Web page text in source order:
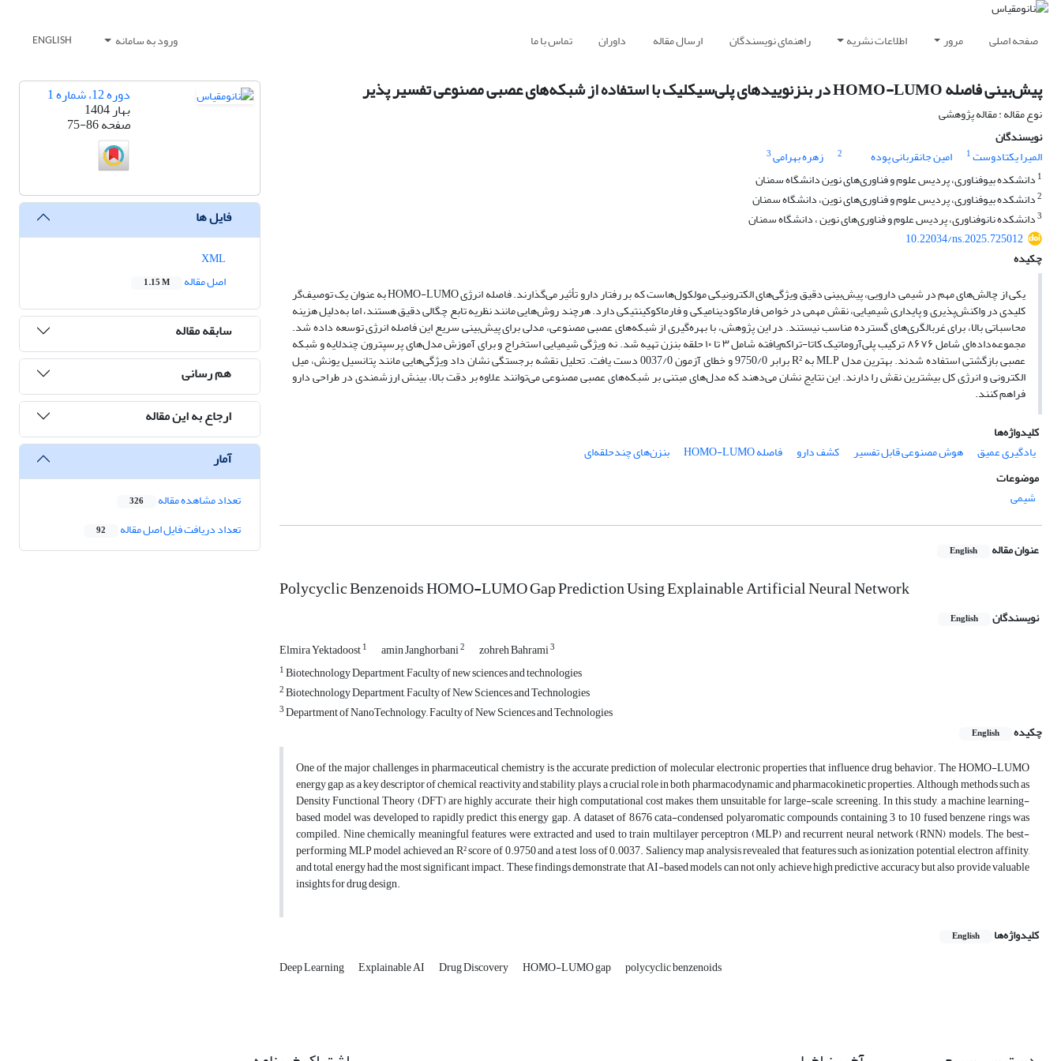
صفحه اصلی مرور اطلاعات نشریه راهنمای نویسندگان ارسال مقاله داوران تماس با ما ورود به سامانه ENGLISH
پیش‌بینی فاصله HOMO-LUMO در بنزنوییدهای پلی‌سیکلیک با استفاده از شبکه‌های عصبی مصنوعی تفسیر پذیر
نوع مقاله : مقاله پژوهشی
نویسندگان
المیرا یکتادوست1 امین جانقربانی پوده 2 زهره بهرامی3
1 دانشکده بیوفناوری، پردیس علوم و فناور‌ی‌های نوین دانشگاه سمنان
2دانشکده بیوفناوری، پردیس علوم و فناور‌ی‌های نوین، دانشگاه سمنان
3دانشکده نانوفناوری، پردیس علوم و فناوری‌های نوین ، دانشگاه سمنان
10.22034/ns.2025.725012
چکیده
یکی از چالش‌های مهم در شیمی دارویی، پیش‌بینی دقیق ویژگی‌های الکترونیکی مولکول‌هاست که بر رفتار دارو تأثیر می‌گذارند. فاصله انرژی HOMO-LUMO به‌ عنوان یک توصیف‌گر
کلیدی در واکنش‌پذیری و پایداری شیمیایی، نقش مهمی در خواص فارماکودینامیکی و فارماکوکینتیکی دارد. هرچند روش‌هایی مانند نظریه تابع چگالی دقیق هستند، اما به‌دلیل هزینه
محاسباتی بالا، برای غربالگری‌های گسترده مناسب نیستند. در این پژوهش، با بهره‌گیری از شبکه‌های عصبی مصنوعی، مدلی برای پیش‌بینی سریع این فاصله انرژی توسعه داده شد.
مجموعه‌داده‌ای شامل ۸۶۷۶ ترکیب پلی‌آروماتیک کاتا-تراکم‌یافته شامل ۳ تا ۱۰ حلقه بنزن تهیه شد. نه ویژگی شیمیایی استخراج و برای آموزش مدل‌های پرسپترون چندلایه و شبکه
عصبی بازگشتی استفاده شدند. بهترین مدل MLP به R² برابر 9750/0 و خطای آزمون 0037/0 دست یافت. تحلیل نقشه برجستگی نشان داد ویژگی‌هایی مانند پتانسیل یونش، میل
الکترونی و انرژی کل بیشترین نقش را دارند. این نتایج نشان می‌دهند که مدل‌های مبتنی بر شبکه‌های عصبی مصنوعی می‌توانند علاوه بر دقت بالا، بینش‌ ارزشمندی در طراحی دارو
فراهم کنند.
کلیدواژه‌ها
یادگیری عمیق
هوش مصنوعی قابل تفسیر کشف دارو فاصله HOMO-LUMO
بنزن‌های چندحلقه‌ای
موضوعات
شیمی
عنوان مقاله English
Polycyclic Benzenoids HOMO-LUMO Gap Prediction Using Explainable Artificial Neural Network
نویسندگان English
Elmira Yektadoost1 amin Janghorbani2 zohreh ‌Bahrami3
1Biotechnology Department, Faculty of new sciences and technologies
2Biotechnology Department, Faculty of New Sciences and Technologies
3Department of NanoTechnology,, Faculty of New Sciences and Technologies
چکیده
English
One of the major challenges in pharmaceutical chemistry is the accurate prediction of molecular electronic properties that influence drug behavior. The HOMO-LUMO
energy gap, as a key descriptor of chemical reactivity and stability, plays a crucial role in both pharmacodynamic and pharmacokinetic properties. Although methods such as
Density Functional Theory (DFT) are highly accurate, their high computational cost makes them unsuitable for large-scale screening. In this study, a machine learning-
based model was developed to rapidly predict this energy gap. A dataset of 8,676 cata-condensed polyaromatic compounds containing 3 to 10 fused benzene rings was
compiled. Nine chemically meaningful features were extracted and used to train multilayer perceptron (MLP) and recurrent neural network (RNN) models. The best-
performing MLP model achieved an R² score of 0.9750 and a test loss of 0.0037. Saliency map analysis revealed that features such as ionization potential, electron affinity,
and total energy had the most significant impact. These findings demonstrate that AI-based models can not only achieve high predictive accuracy but also provide valuable
insights for drug design.
کلیدواژه‌ها English
Deep Learning Explainable AI Drug Discovery HOMO-LUMO gap polycyclic benzenoids
دوره 12، شماره 1
بهار 1404
صفحه75-86
فایل ها
اصل مقاله
1.15 M
سابقه مقاله
هم رسانی
ارجاع به این مقاله
آمار
تعداد مشاهده مقاله 326
تعداد دریافت فایل اصل مقاله 92